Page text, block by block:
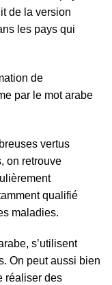
les pays qui
de
par le mot arabe
vertus
on retrouve
qualifié
maladies.
s’utilisent
On peut aussi bien
réaliser des